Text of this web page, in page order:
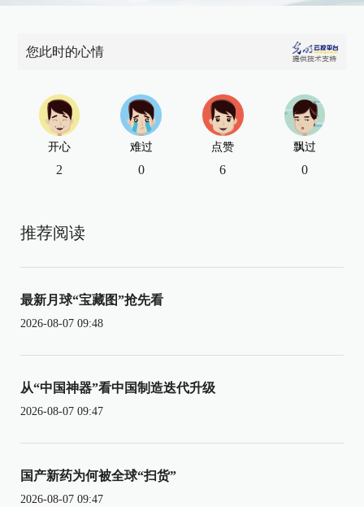
您此时的心情
开心
2
难过
0
点赞
6
飘过
0
推荐阅读
最新月球“宝藏图”抢先看
2026-08-07 09:48
从“中国神器”看中国制造迭代升级
2026-08-07 09:47
国产新药为何被全球“扫货”
2026-08-07 09:47